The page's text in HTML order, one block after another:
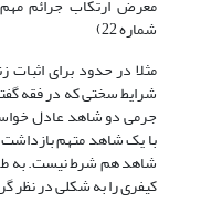
شماره 22)
مثلا در حدود برای
شرایط سختی که در فقه
جرمی دو شاهد عادل
با یک شاهد متهم
شاهد هم شرط نیست. به
کیفری را به شکلی در